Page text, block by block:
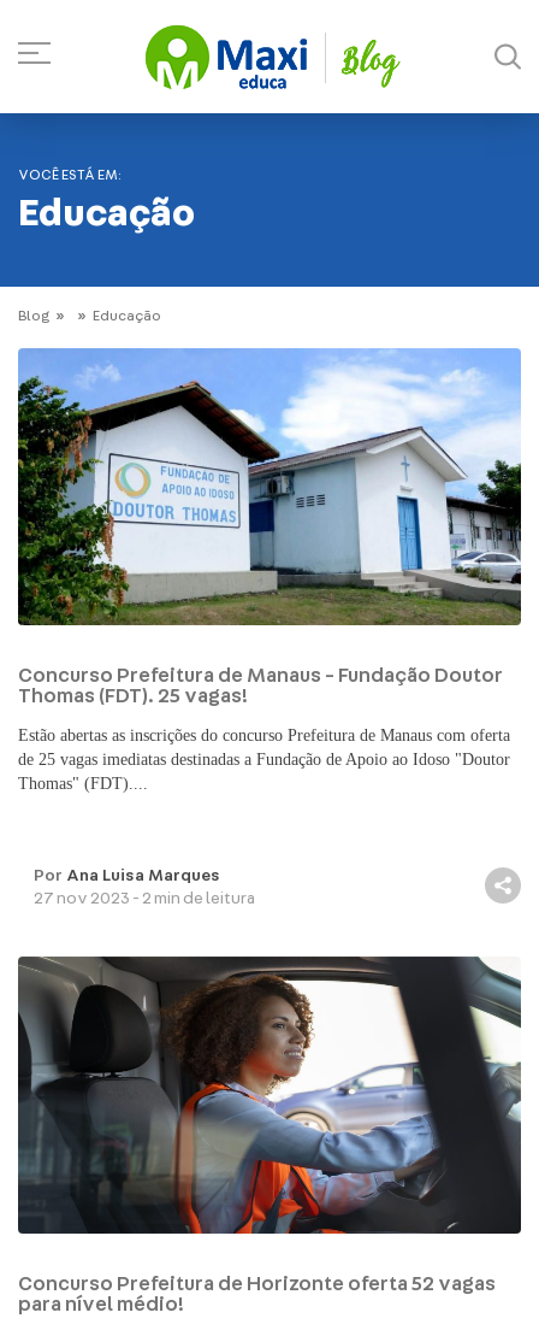
VOCÊ ESTÁ EM:
Educação
Blog Educação
Concurso Prefeitura de Manaus - Fundação Doutor
Thomas (FDT). 25 vagas!
Estão abertas as inscrições do concurso Prefeitura de Manaus com oferta
de 25 vagas imediatas destinadas a Fundação de Apoio ao Idoso "Doutor
Thomas" (FDT)....
Por Ana Luisa Marques
27 nov 2023 - 2 min de leitura
Concurso Prefeitura de Horizonte oferta 52 vagas
para nível médio!